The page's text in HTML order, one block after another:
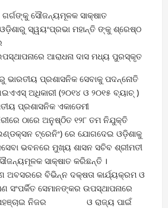
ସୌଜନ୍ୟମୂଳକ ସାକ୍ଷାତ
ଓଡ଼ିଶାରୁ ସ୍ୱୟଂପ୍ରଭା ମହାନ୍ତି ଙ୍କୁ ଶ୍ରେଷ୍ଠ
ଆରାଧନା ଦାସ ମଧ୍ୟ ପୁରସ୍କୃତ
ଭାରତୀୟ ପ୍ରଶାସନିକ ସେବାକୁ ପଦନ୍ନୋତି
ଅଧିକାରୀ (୨୦୧୪ ଓ ୨୦୧୫ ବ୍ୟାଚ୍ )
ପ୍ରଶାସନିକ ଏକାଡେମୀ
ଠାରେ ଅନୁଷ୍ଠିତ ୧୨୮ ତମ ନିଯୁକ୍ତି
ଟ୍ରେନିଂ) ରେ ଯୋଗଦେଇ ଓଡ଼ିଶାକୁ
ଭବନରେ ମୁଖ୍ୟ ଶାସନ ସଚିବ ଶ୍ରୀମତୀ
ସାକ୍ଷାତ କରିଛନ୍ତି ।
ଅବସରରେ ବିଭିନ୍ନ ଦକ୍ଷତା କାର୍ଯ୍ୟକ୍ରମ ଓ
ସଂପର୍କିତ ସେମାନଙ୍କର ଉପସ୍ଥାପନାରେ
ପହଞ୍ଚାଇ ନିଜର ଓ ରାଜ୍ୟ ପାଇଁ